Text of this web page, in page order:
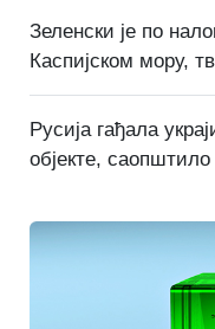
Зеленски је по
Каспијском мору,
Русија гађала
објекте,